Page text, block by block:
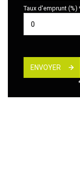
Taux d'emprunt (%)
ENVOYER